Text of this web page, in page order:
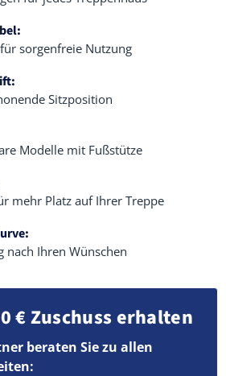
sorgenfreie Nutzung
Sitzposition
Modelle mit Fußstütze
mehr Platz auf Ihrer Treppe
nach Ihren Wünschen
€ Zuschuss erhalten
beraten Sie zu allen